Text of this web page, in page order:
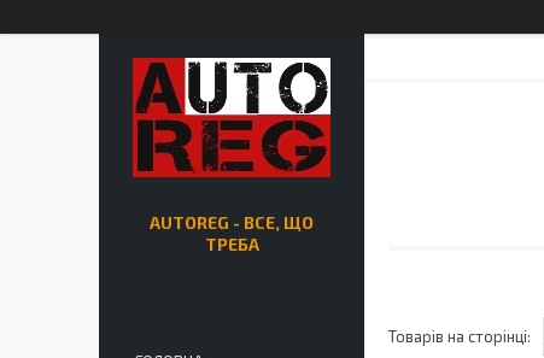
AUTOREG - ВСЕ, ЩО
ТРЕБА